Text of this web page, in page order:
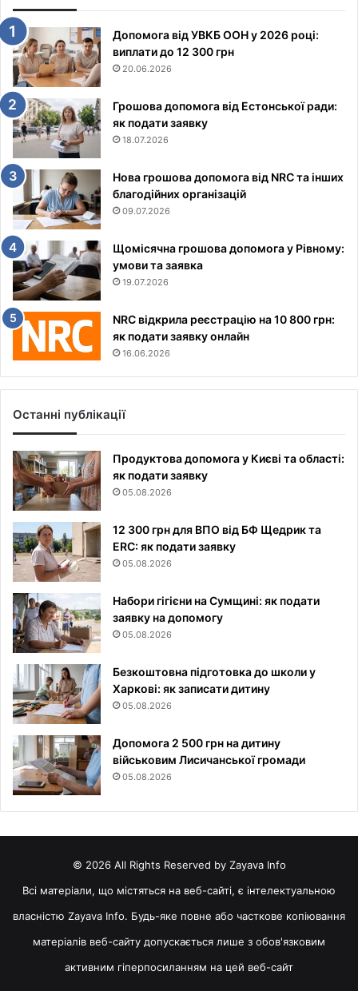
Допомога від УВКБ ООН у 2026 році:
виплати до 12 300 грн
20.06.2026
Грошова допомога від Естонської ради:
як подати заявку
18.07.2026
Нова грошова допомога від NRC та інших
благодійних організацій
09.07.2026
Щомісячна грошова допомога у Рівному:
умови та заявка
19.07.2026
NRC відкрила реєстрацію на 10 800 грн:
як подати заявку онлайн
16.06.2026
Останні публікації
Продуктова допомога у Києві та області:
як подати заявку
05.08.2026
12 300 грн для ВПО від БФ Щедрик та
ERC: як подати заявку
05.08.2026
Набори гігієни на Сумщині: як подати
заявку на допомогу
05.08.2026
Безкоштовна підготовка до школи у
Харкові: як записати дитину
05.08.2026
Допомога 2 500 грн на дитину
військовим Лисичанської громади
05.08.2026
© 2026 All Rights Reserved by Zayava Info
Всі матеріали, що містяться на веб-сайті, є інтелектуальною
власністю Zayava Info. Будь-яке повне або часткове копіювання
матеріалів веб-сайту допускається лише з обов'язковим
активним гіперпосиланням на цей веб-сайт